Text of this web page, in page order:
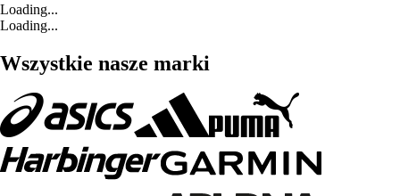
Loading...
Loading...
Wszystkie nasze marki